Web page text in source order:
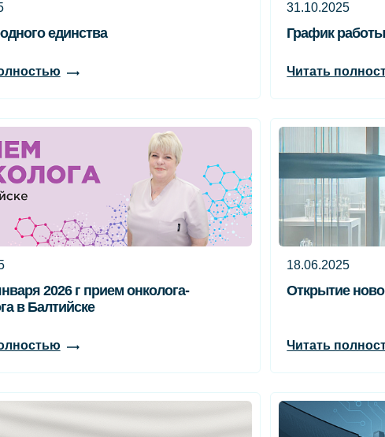
единства
31.10.2025
График работы
Читать
2026 г прием онколога-
в Балтийске
18.06.2025
Открытие
Читать